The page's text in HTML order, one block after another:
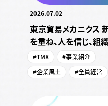
2026.07.02
東京貿易メカニクス
を重ね、人を信じ、組
#TMX
#事業紹介
#企業風土
#全員経営